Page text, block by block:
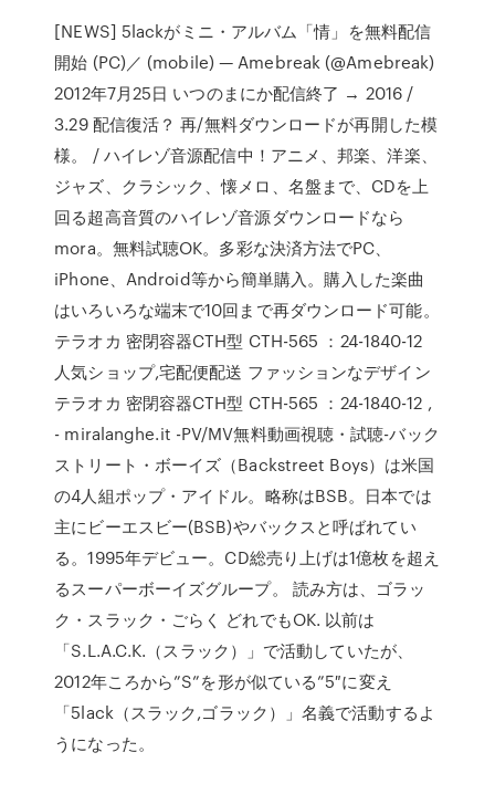
[NEWS] 5lackがミニ・アルバム「情」を無料配信
開始 (PC)／ (mobile) — Amebreak (@Amebreak)
2012年7月25日 いつのまにか配信終了 → 2016 /
3.29 配信復活？ 再/無料ダウンロードが再開した模
様。 / ハイレゾ音源配信中！アニメ、邦楽、洋楽、
ジャズ、クラシック、懐メロ、名盤まで、CDを上
回る超高音質のハイレゾ音源ダウンロードなら
mora。無料試聴OK。多彩な決済方法でPC、
iPhone、Android等から簡単購入。購入した楽曲
はいろいろな端末で10回まで再ダウンロード可能。
テラオカ 密閉容器CTH型 CTH-565 ：24-1840-12
人気ショップ,宅配便配送 ファッションなデザイン
テラオカ 密閉容器CTH型 CTH-565 ：24-1840-12 ,
- miralanghe.it -PV/MV無料動画視聴・試聴-バック
ストリート・ボーイズ（Backstreet Boys）は米国
の4人組ポップ・アイドル。略称はBSB。日本では
主にビーエスビー(BSB)やバックスと呼ばれてい
る。1995年デビュー。CD総売り上げは1億枚を超え
るスーパーボーイズグループ。 読み方は、ゴラッ
ク・スラック・ごらく どれでもOK. 以前は
「S.L.A.C.K.（スラック）」で活動していたが、
2012年ころから”S”を形が似ている”5″に変え
「5lack（スラック,ゴラック）」名義で活動するよ
うになった。